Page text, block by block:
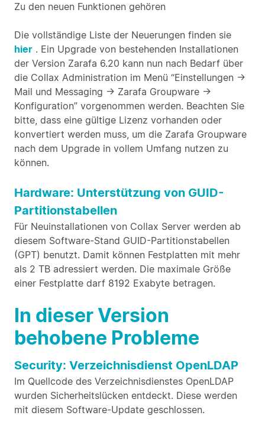
Zu den neuen Funktionen gehören
Die vollständige Liste der Neuerungen finden sie
hier . Ein Upgrade von bestehenden Installationen
der Version Zarafa 6.20 kann nun nach Bedarf über
die Collax Administration im Menü “Einstellungen ->
Mail und Messaging -> Zarafa Groupware ->
Konfiguration” vorgenommen werden. Beachten Sie
bitte, dass eine gültige Lizenz vorhanden oder
konvertiert werden muss, um die Zarafa Groupware
nach dem Upgrade in vollem Umfang nutzen zu
können.
Hardware: Unterstützung von GUID-
Partitionstabellen
Für Neuinstallationen von Collax Server werden ab
diesem Software-Stand GUID-Partitionstabellen
(GPT) benutzt. Damit können Festplatten mit mehr
als 2 TB adressiert werden. Die maximale Größe
einer Festplatte darf 8192 Exabyte betragen.
In dieser Version
behobene Probleme
Security: Verzeichnisdienst OpenLDAP
Im Quellcode des Verzeichnisdienstes OpenLDAP
wurden Sicherheitslücken entdeckt. Diese werden
mit diesem Software-Update geschlossen.